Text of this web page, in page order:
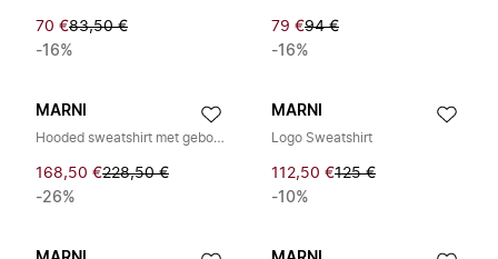
70 €83,50 €
-16%
79 €94 €
-16%
MARNI
Hooded sweatshirt met geborduurd patchlogo
168,50 €228,50 €
-26%
MARNI
Logo Sweatshirt
112,50 €125 €
-10%